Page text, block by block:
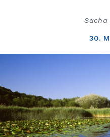
Sacha
30.